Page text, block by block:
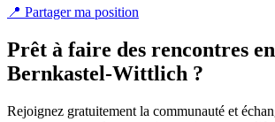
📍 Partager ma position
Prêt à faire des rencontres en
Bernkastel-Wittlich ?
Rejoignez gratuitement la communauté et